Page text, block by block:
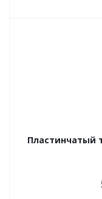
Пластинчатый